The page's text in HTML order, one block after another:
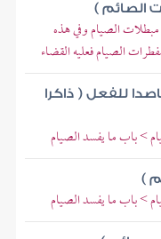
الصائم )
الصيام وفي هذه
الصيام فعليه القضاء
للفعل ( ذاكرا
> باب ما يفسد الصيام
)
> باب ما يفسد الصيام